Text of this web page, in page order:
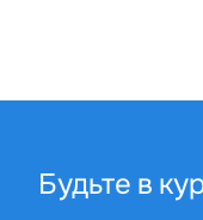
Будьте в